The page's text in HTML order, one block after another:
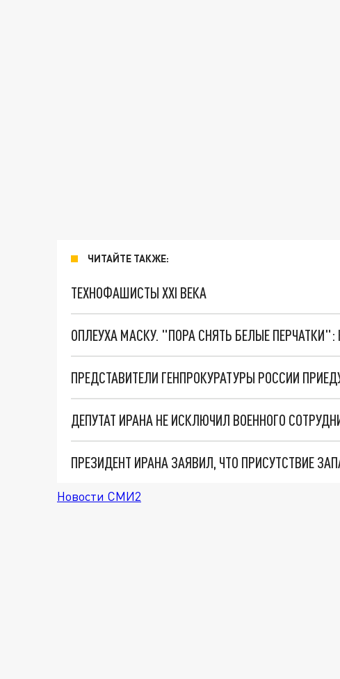
ЧИТАЙТЕ ТАКЖЕ:
ТЕХНОФАШИСТЫ XXI ВЕКА
ОПЛЕУХА МАСКУ. "ПОРА СНЯТЬ БЕЛЫЕ ПЕРЧАТКИ":
ДЕПУТАТ ИРАНА НЕ ИСКЛЮЧИЛ ВОЕННОГО
ПРЕЗИДЕНТ ИРАНА ЗАЯВИЛ, ЧТО ПРИСУТСТВИЕ
Новости СМИ2